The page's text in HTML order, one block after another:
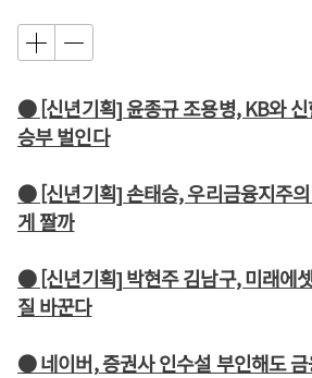
● [신년기획] 윤종규 조용병, KB와
승부 벌인다
● [신년기획] 손태승, 우리금융지주
게 짤까
● [신년기획] 박현주 김남구, 미래에
질 바꾼다
● 네이버, 증권사 인수설 부인해도